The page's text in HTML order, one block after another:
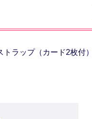
ラップ（カード2枚付）